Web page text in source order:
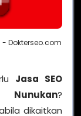
- Dokterseo.com
Jasa SEO
Nunukan?
dikaitkan